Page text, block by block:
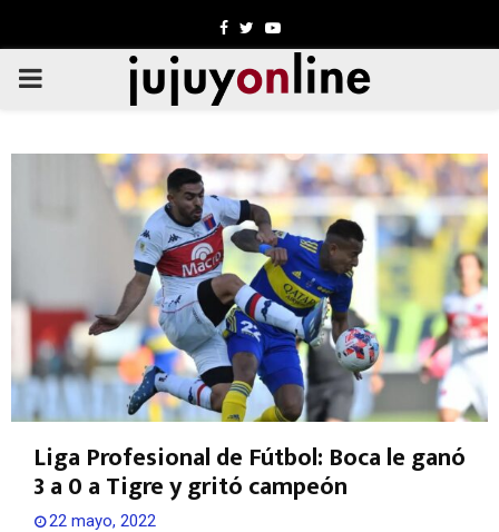
Facebook
TwitterYoutube
PRIMARY
Liga Profesional de Fútbol: Boca le ganó
3 a 0 a Tigre y gritó campeón
22 mayo, 2022